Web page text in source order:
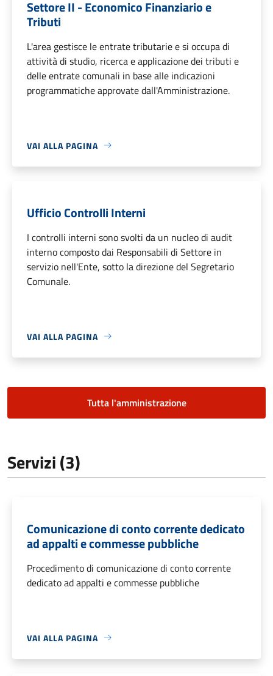
Settore II - Economico Finanziario e
Tributi
L'area gestisce le entrate tributarie e si occupa di
attività di studio, ricerca e applicazione dei tributi e
delle entrate comunali in base alle indicazioni
programmatiche approvate dall'Amministrazione.
VAI ALLA PAGINA
Ufficio Controlli Interni
I controlli interni sono svolti da un nucleo di audit
interno composto dai Responsabili di Settore in
servizio nell'Ente, sotto la direzione del Segretario
Comunale.
VAI ALLA PAGINA
Tutta l'amministrazione
Servizi (3)
Comunicazione di conto corrente dedicato
ad appalti e commesse pubbliche
Procedimento di comunicazione di conto corrente
dedicato ad appalti e commesse pubbliche
VAI ALLA PAGINA